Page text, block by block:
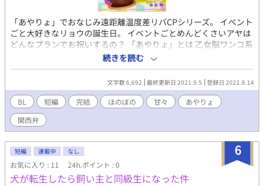
は旅人に宿の提供を強請る、美しくもひどく淫らな雪女男の噂が
流れていた。集落へ帰ってきた十兵衛の友人である薬売りは、篤
実が雪女男ではないかと疑い――…。 気高き主君の淫らな裏の顔
とは。主従関係が故に越えられない一線、己の存在意義の揺らぎ
に苦しみ、傷ついた主君と如何に向き合うのか。 エブリスタとア
ルファポリス、pixivにも投稿しています。自サイトにも掲載しま
す。 いいね、ブクマ、感想ありがとうございます。これからもよ
ろしくお願い致します。 読む人の性癖を広げられたら光栄です。
表紙画像作 えしか様 https://x.com/ameniwayesica?
t=GE24_duIguRh8I9e8lg7Lg&s=09
「あやりょ」でおなじみ遠距離温度差リバCPシリーズ。 イベント
ごと大好きなリョウの誕生日。 イベントごとめんどくさいアヤは
どんなプランでお祝いするの？ 「あやりょ」とは 乙女脳ワンコ系
関西弁リーマンが失恋の果てに傷心旅行先で出会ったのは、仕事
だけ完璧な天然クーデレホテルマン。 互いに全く好みじゃない、
恋に落ちるはずのない二人がなぜか惹かれ合ってしまい前途多
難！ いい年した性格真逆なバリタチ同士の、どうにもかみ合わな
いハードモードで下手くそな恋模様。 椚田涼司（クヌギダリョウ
ジ） 175センチ65キロ30歳 9月20日生まれ乙女座Ａ型 ごくごく普
通のサラリーマン。 イケメン、スタイル良し、人当たり良し。 当
然モテるがゲイでバリタチ。 佐倉文明（サクラアヤメ） 175セン
チ62キロ38歳 2月18日生まれ水瓶座AB型 年齢未判明（涼司より
は上） 爬虫類顔にメガネのリゾートホテル副支配人。 仕事は完璧
だが私生活は適当、無気力無反応。 出不精・筆不精・恋愛不精。
美少年食いのゲイ。バリタチ。
続きを読む
文字数 6,692 最終更新日 2021.9.5 登録日 2021.8.14
BL 短編 完結 ほのぼの 甘々
あやりょ
関西弁
6
短編 連載中 なし
お気に入り : 11 24h.ポイント : 0
犬が転生したら飼い主と同級生になった件